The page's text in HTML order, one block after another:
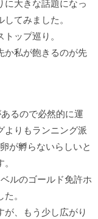
に大きな話題になっ
てみました。
ップ巡り。
か私が飽きるのが先
るので必然的に運
よりもランニング派
が孵らないらしいと
ルのゴールド免許ホ
。
が、もう少し広がり